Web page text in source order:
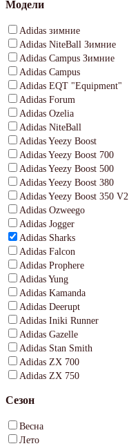
Модели
Adidas зимние
Adidas NiteBall Зимние
Adidas Campus Зимние
Adidas Campus
Adidas EQT "Equipment"
Adidas Forum
Adidas Ozelia
Adidas NiteBall
Adidas Yeezy Boost
Adidas Yeezy Boost 700
Adidas Yeezy Boost 500
Adidas Yeezy Boost 380
Adidas Yeezy Boost 350 V2
Adidas Ozweego
Adidas Jogger
Adidas Sharks
Adidas Falcon
Adidas Prophere
Adidas Yung
Adidas Kamanda
Adidas Deerupt
Adidas Iniki Runner
Adidas Gazelle
Adidas Stan Smith
Adidas ZX 700
Adidas ZX 750
Сезон
Весна
Лето